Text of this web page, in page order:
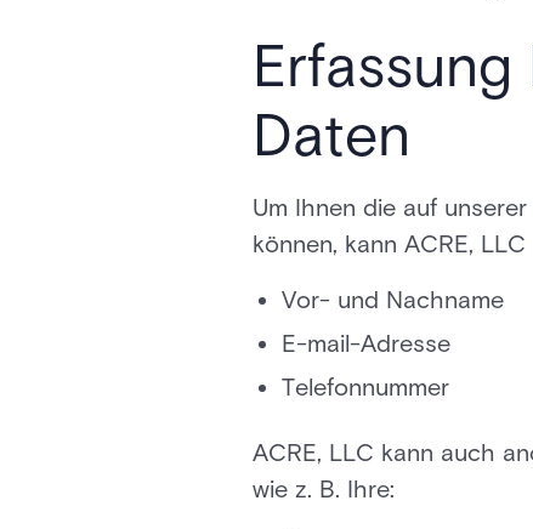
Daten
Um Ihnen die auf
können, kann ACRE,
Vor- und Nachname
E-mail-Adresse
Telefonnummer
ACRE, LLC kann auch
wie z. B. Ihre: